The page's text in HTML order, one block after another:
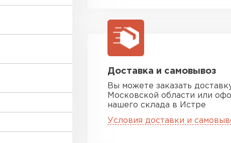
Доставка и самовывоз
Вы можете заказать
Московской области или
нашего склада в Истре
Условия доставки и
Утеплитель Isoroc
ПЕРЕЙТИ
Утеплитель Paroc
ПЕРЕЙТИ